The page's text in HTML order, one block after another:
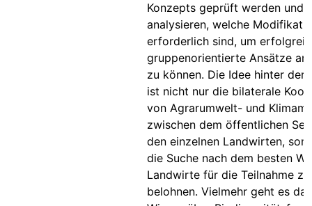
Konzepts geprüft werden und
analysieren, welche
erforderlich sind, um
gruppenorientierte Ansätze
zu können. Die Idee hinter der
ist nicht nur die bilaterale
von Agrarumwelt- und
zwischen dem öffentlichen
den einzelnen Landwirten,
die Suche nach dem besten
Landwirte für die Teilnahme zu
belohnen. Vielmehr geht es